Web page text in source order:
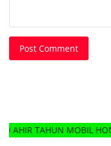
Post Comment
HONDA BRIO,